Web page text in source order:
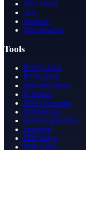
SEO check
2FA
Snelheid
Alle diensten
Tools
IBAN check
BTW-check
Postcode check
IP lookup
JSON formatter
Diff checker
Favicon generator
Speedtest
PDF merge
PDF redact